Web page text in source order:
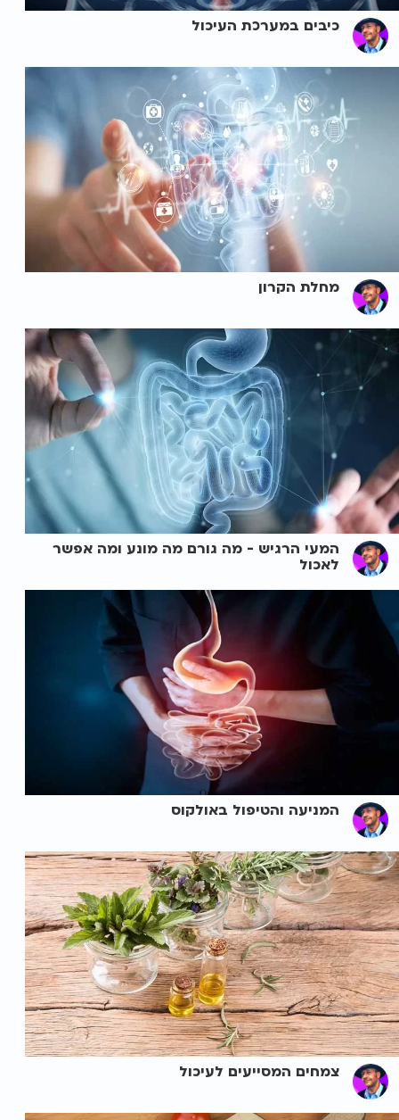
כיבים במערכת העיכול
מחלת הקרון
המעי הרגיש - מה גורם מה מונע ומה אפשר
לאכול
המניעה והטיפול באולקוס
צמחים המסייעים לעיכול